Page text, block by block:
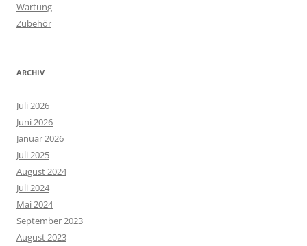
Wartung
Zubehör
ARCHIV
Juli 2026
Juni 2026
Januar 2026
Juli 2025
August 2024
Juli 2024
Mai 2024
September 2023
August 2023